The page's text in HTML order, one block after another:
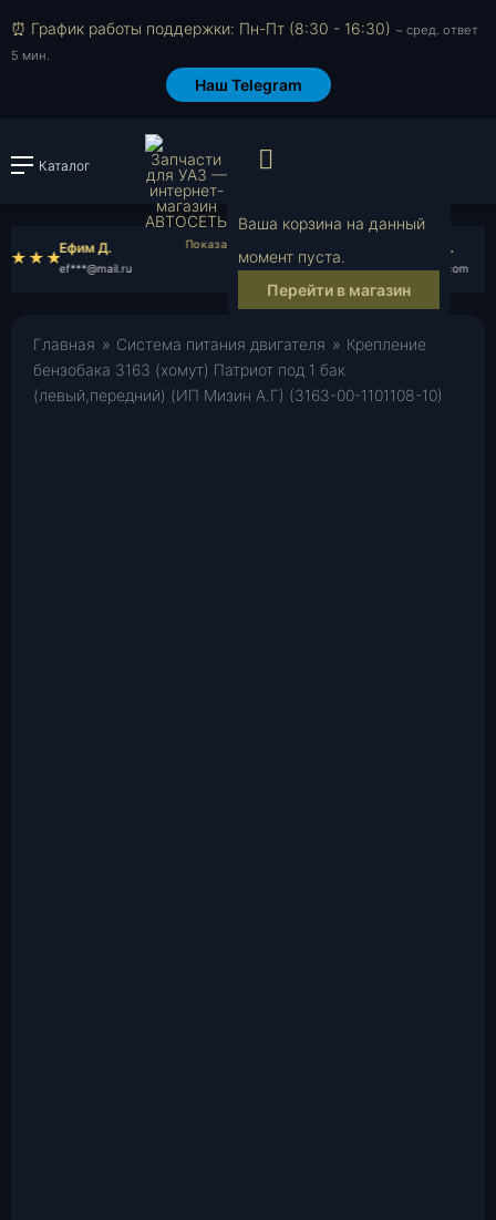
⏰ График работы поддержки: Пн-Пт (8:30 - 16:30) ~ сред. ответ
5 мин.
Наш Telegram
Каталог Войти или
Ваша корзина на данный
момент пуста.
Перейти в магазин
Ефим Д.
ef***@mail.ru an***@yahoo.com
Главная » Система питания двигателя » Крепление
бензобака 3163 (хомут) Патриот под 1 бак
(левый,передний) (ИП Мизин А.Г) (3163-00-1101108-10)